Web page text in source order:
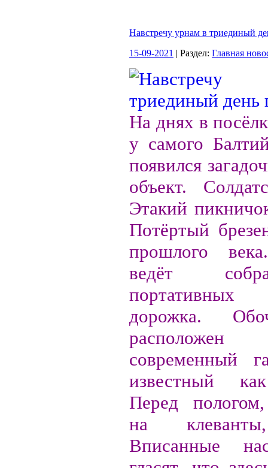
Навстречу урнам в триединый
15-09-2021 | Раздел: Главная
На днях в
у самого
появился
объект.
Этакий
Потёртый
прошлого
ведёт
дорожка.
современный
известный
Перед пологом,
на
Вписанные